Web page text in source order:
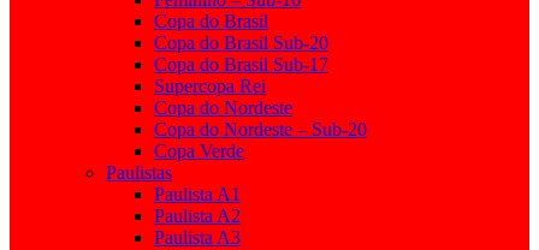
Copa do Brasil
Copa do Brasil Sub-20
Copa do Brasil Sub-17
Supercopa Rei
Copa do Nordeste
Copa do Nordeste – Sub-20
Copa Verde
Paulistas
Paulista A1
Paulista A2
Paulista A3